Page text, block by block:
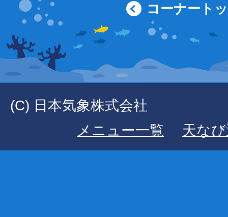
コーナート
(C) 日本気象株式会社
メニュー一覧
天な